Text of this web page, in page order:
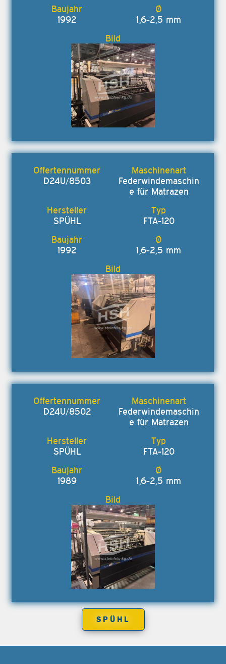
1992 1,6-2,5 mm
D24U/8503
Federwindemaschin
e für Matrazen
SPÜHL FTA-120
1992 1,6-2,5 mm
D24U/8502
Federwindemaschin
e für Matrazen
SPÜHL FTA-120
1989 1,6-2,5 mm
SPÜHL